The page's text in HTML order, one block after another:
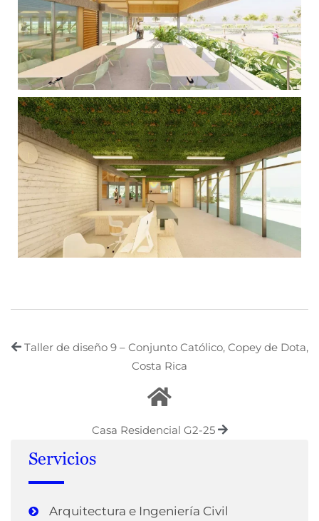
Taller de diseño 9 – Conjunto Católico, Copey de Dota,
Costa Rica
Casa Residencial G2-25
Servicios
Arquitectura e Ingeniería Civil